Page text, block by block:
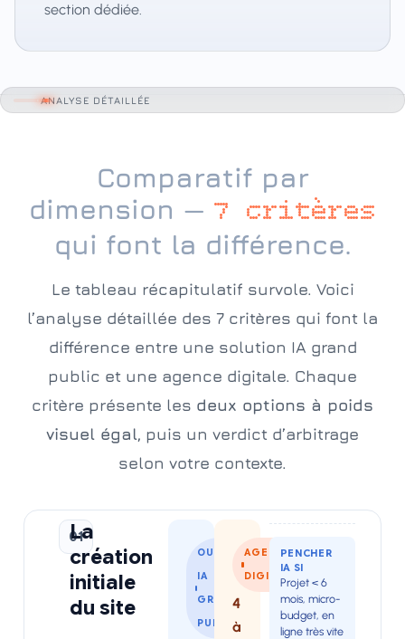
section dédiée.
ANALYSE DÉTAILLÉE
Comparatif par
dimension — 7 critères
qui font la différence.
Le tableau récapitulatif survole. Voici
l’analyse détaillée des 7 critères qui font la
différence entre une solution IA grand
public et une agence digitale. Chaque
critère présente les deux options à poids
visuel égal, puis un verdict d’arbitrage
selon votre contexte.
01
La
création
initiale
du site
OUTIL
IA
GRAND
PUBLIC
AGENCE
DIGITALE
4
à
PENCHER
IA SI
Projet < 6
mois, micro-
budget, en
ligne très vite